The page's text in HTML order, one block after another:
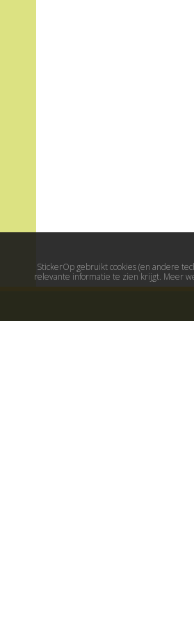
StickerOp gebruikt cookies (en andere
relevante informatie te zien krijgt. Meer